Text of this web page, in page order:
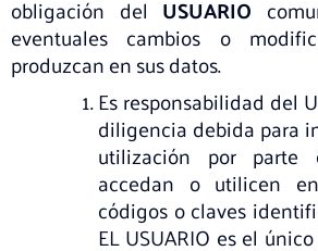
obligación del USUARIO
eventuales cambios o
produzcan en sus datos.
Es responsabilidad del
diligencia debida para
utilización por parte
accedan o utilicen
códigos o claves
EL USUARIO es el